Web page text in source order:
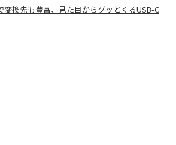
変換先も豊富、見た目からグッとくるUSB-C